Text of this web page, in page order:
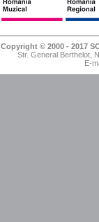
Copyright © 2000 - 2017
Str. General Berthelot,
E-